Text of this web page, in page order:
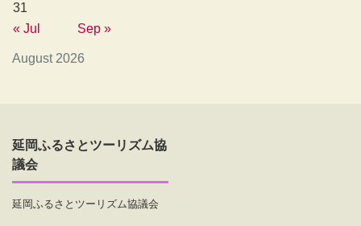
August 2026
31
« Jul
Sep »
延岡ふるさとツーリズム協
議会
延岡ふるさとツーリズム協議会